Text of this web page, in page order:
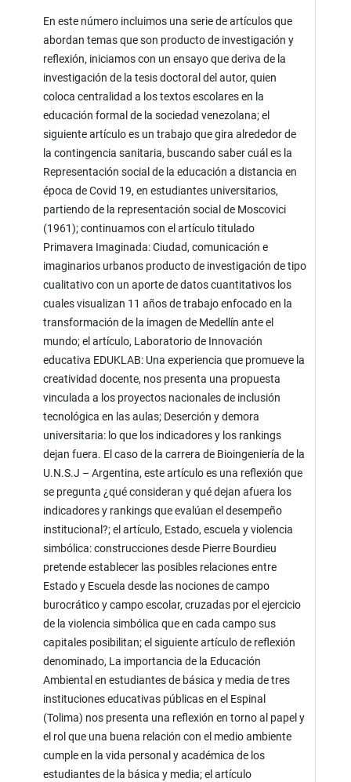
En este número incluimos una serie de artículos que
abordan temas que son producto de investigación y
reflexión, iniciamos con un ensayo que deriva de la
investigación de la tesis doctoral del autor, quien
coloca centralidad a los textos escolares en la
educación formal de la sociedad venezolana; el
siguiente artículo es un trabajo que gira alrededor de
la contingencia sanitaria, buscando saber cuál es la
Representación social de la educación a distancia en
época de Covid 19, en estudiantes universitarios,
partiendo de la representación social de Moscovici
(1961); continuamos con el artículo titulado
Primavera Imaginada: Ciudad, comunicación e
imaginarios urbanos producto de investigación de tipo
cualitativo con un aporte de datos cuantitativos los
cuales visualizan 11 años de trabajo enfocado en la
transformación de la imagen de Medellín ante el
mundo; el artículo, Laboratorio de Innovación
educativa EDUKLAB: Una experiencia que promueve la
creatividad docente, nos presenta una propuesta
vinculada a los proyectos nacionales de inclusión
tecnológica en las aulas; Deserción y demora
universitaria: lo que los indicadores y los rankings
dejan fuera. El caso de la carrera de Bioingeniería de la
U.N.S.J – Argentina, este artículo es una reflexión que
se pregunta ¿qué consideran y qué dejan afuera los
indicadores y rankings que evalúan el desempeño
institucional?; el artículo, Estado, escuela y violencia
simbólica: construcciones desde Pierre Bourdieu
pretende establecer las posibles relaciones entre
Estado y Escuela desde las nociones de campo
burocrático y campo escolar, cruzadas por el ejercicio
de la violencia simbólica que en cada campo sus
capitales posibilitan; el siguiente artículo de reflexión
denominado, La importancia de la Educación
Ambiental en estudiantes de básica y media de tres
instituciones educativas públicas en el Espinal
(Tolima) nos presenta una reflexión en torno al papel y
el rol que una buena relación con el medio ambiente
cumple en la vida personal y académica de los
estudiantes de la básica y media; el artículo